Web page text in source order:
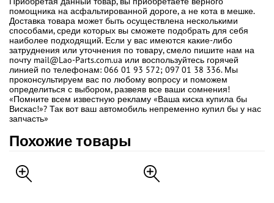
помощника на асфальтированной дороге, а не кота в мешке.
Доставка товара может быть осуществлена несколькими
способами, среди которых вы сможете подобрать для себя
наиболее подходящий. Если у вас имеются какие-либо
затруднения или уточнения по товару, смело пишите нам на
почту mail@Lao-Parts.com.ua или воспользуйтесь горячей
линией по телефонам: 066 01 93 572; 097 01 38 336. Мы
проконсультируем вас по любому вопросу и поможем
определиться с выбором, развеяв все ваши сомнения!
«Помните всем известную рекламу «Ваша киска купила бы
Вискас!»? Так вот ваш автомобиль непременно купил бы у нас
запчасть»
Похожие товары